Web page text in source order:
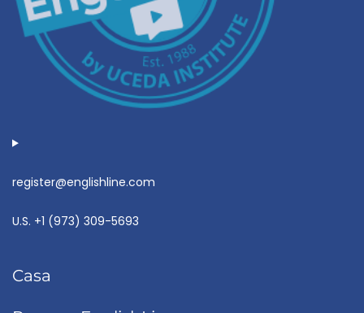
register@englishline.com
U.S. +1 (973) 309-5693
Casa